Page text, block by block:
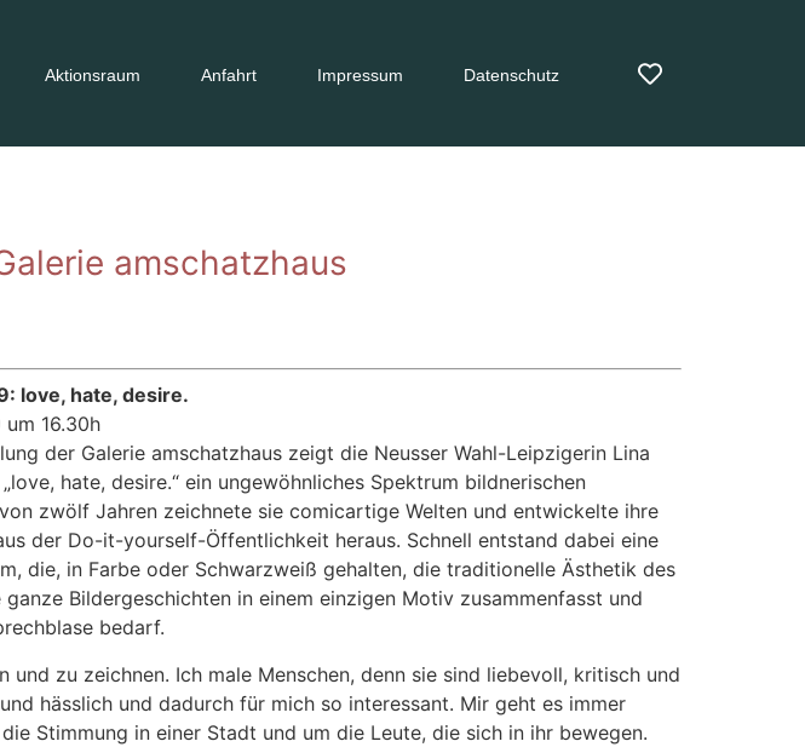
Aktionsraum Anfahrt Impressum Datenschutz
amschatzhaus
love, hate, desire.
16.30h
der Galerie amschatzhaus zeigt die Neusser Wahl-Leipzigerin Lina
hate, desire.“ ein ungewöhnliches Spektrum bildnerischen
zwölf Jahren zeichnete sie comicartige Welten und entwickelte ihre
der Do-it-yourself-Öffentlichkeit heraus. Schnell entstand dabei eine
die, in Farbe oder Schwarzweiß gehalten, die traditionelle Ästhetik des
Bildergeschichten in einem einzigen Motiv zusammenfasst und
bedarf.
und zu zeichnen. Ich male Menschen, denn sie sind liebevoll, kritisch und
hässlich und dadurch für mich so interessant. Mir geht es immer
Stimmung in einer Stadt und um die Leute, die sich in ihr bewegen.